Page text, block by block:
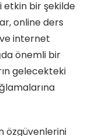
etkin bir şekilde
online ders
internet
önemli bir
gelecekteki
özgüvenlerini